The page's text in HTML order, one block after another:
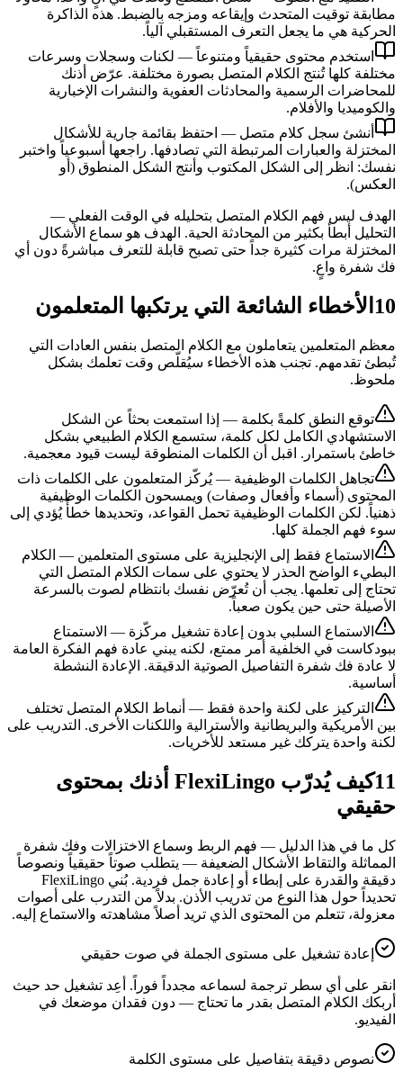
مطابقة توقيت المتحدث وإيقاعه ومزجه بالضبط. هذه الذاكرة
الحركية هي ما يجعل التعرف المستقبلي آلياً.
استخدم محتوى حقيقياً ومتنوعاً — لكنات وسجلات وسرعات
مختلفة كلها تُنتج الكلام المتصل بصورة مختلفة. عرّض أذنك
للمحاضرات الرسمية والمحادثات العفوية والنشرات الإخبارية
والكوميديا والأفلام.
أنشئ سجل كلام متصل — احتفظ بقائمة جارية للأشكال
المختزلة والعبارات المرتبطة التي تصادفها. راجعها أسبوعياً واختبر
نفسك: انظر إلى الشكل المكتوب وأنتج الشكل المنطوق (أو
العكس).
الهدف ليس فهم الكلام المتصل بتحليله في الوقت الفعلي —
التحليل أبطأ بكثير من المحادثة الحية. الهدف هو سماع الأشكال
المختزلة مرات كثيرة جداً حتى تصبح قابلة للتعرف مباشرةً دون أي
فك شفرة واعٍ.
10 الأخطاء الشائعة التي يرتكبها المتعلمون
معظم المتعلمين يتعاملون مع الكلام المتصل بنفس العادات التي
تُبطئ تقدمهم. تجنب هذه الأخطاء سيُقلّص وقت تعلمك بشكل
ملحوظ.
توقع النطق كلمةً بكلمة — إذا استمعت بحثاً عن الشكل
الاستشهادي الكامل لكل كلمة، ستسمع الكلام الطبيعي بشكل
خاطئ باستمرار. اقبل أن الكلمات المنطوقة ليست قيود معجمية.
تجاهل الكلمات الوظيفية — يُركّز المتعلمون على الكلمات ذات
المحتوى (أسماء وأفعال وصفات) ويمسحون الكلمات الوظيفية
ذهنياً. لكن الكلمات الوظيفية تحمل القواعد، وتحديدها خطأً يُؤدي إلى
سوء فهم الجملة كلها.
الاستماع فقط إلى الإنجليزية على مستوى المتعلمين — الكلام
البطيء الواضح الحذر لا يحتوي على سمات الكلام المتصل التي
تحتاج إلى تعلمها. يجب أن تُعرّض نفسك بانتظام لصوت بالسرعة
الأصيلة حتى حين يكون صعباً.
الاستماع السلبي بدون إعادة تشغيل مركّزة — الاستمتاع
ببودكاست في الخلفية أمر ممتع، لكنه يبني عادة فهم الفكرة العامة
لا عادة فك شفرة التفاصيل الصوتية الدقيقة. الإعادة النشطة
أساسية.
التركيز على لكنة واحدة فقط — أنماط الكلام المتصل تختلف
بين الأمريكية والبريطانية والأسترالية واللكنات الأخرى. التدريب على
لكنة واحدة يتركك غير مستعد للأخريات.
11
كيف يُدرّب FlexiLingo أذنك بمحتوى
حقيقي
كل ما في هذا الدليل — فهم الربط وسماع الاختزالات وفك شفرة
المماثلة والتقاط الأشكال الضعيفة — يتطلب صوتاً حقيقياً ونصوصاً
دقيقة والقدرة على إبطاء أو إعادة جمل فردية. بُني FlexiLingo
تحديداً حول هذا النوع من تدريب الأذن. بدلاً من التدرب على أصوات
معزولة، تتعلم من المحتوى الذي تريد أصلاً مشاهدته والاستماع إليه.
إعادة تشغيل على مستوى الجملة في صوت حقيقي
انقر على أي سطر ترجمة لسماعه مجدداً فوراً. أعِد تشغيل حد حيث
أربكك الكلام المتصل بقدر ما تحتاج — دون فقدان موضعك في
الفيديو.
نصوص دقيقة بتفاصيل على مستوى الكلمة